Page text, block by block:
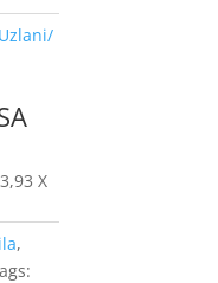
Uzlani/
X
,